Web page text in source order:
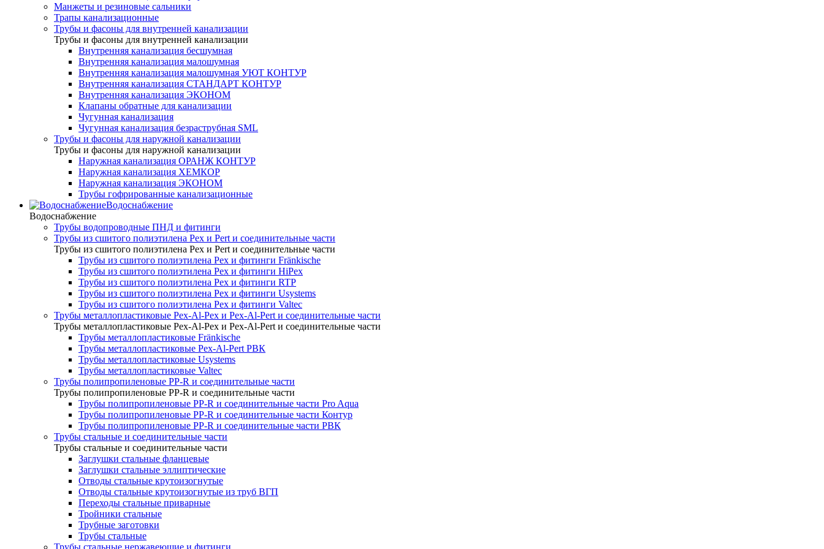
Манжеты и резиновые сальники
Трапы канализационные
Трубы и фасоны для внутренней канализации
Трубы и фасоны для внутренней канализации
Внутренняя канализация бесшумная
Внутренняя канализация малошумная
Внутренняя канализация малошумная УЮТ КОНТУР
Внутренняя канализация СТАНДАРТ КОНТУР
Внутренняя канализация ЭКОНОМ
Клапаны обратные для канализации
Чугунная канализация
Чугунная канализация безраструбная SML
Трубы и фасоны для наружной канализации
Трубы и фасоны для наружной канализации
Наружная канализация ОРАНЖ КОНТУР
Наружная канализация ХЕМКОР
Наружная канализация ЭКОНОМ
Трубы гофрированные канализационные
Водоснабжение
Водоснабжение
Трубы водопроводные ПНД и фитинги
Трубы из сшитого полиэтилена Pex и Pert и соединительные части
Трубы из сшитого полиэтилена Pex и Pert и соединительные части
Трубы из сшитого полиэтилена Pex и фитинги Fränkische
Трубы из сшитого полиэтилена Pex и фитинги HiPex
Трубы из сшитого полиэтилена Pex и фитинги RTP
Трубы из сшитого полиэтилена Pex и фитинги Usystems
Трубы из сшитого полиэтилена Pex и фитинги Valtec
Трубы металлопластиковые Pex-Al-Pex и Pex-Al-Pert и соединительные части
Трубы металлопластиковые Pex-Al-Pex и Pex-Al-Pert и соединительные части
Трубы металлопластиковые Fränkische
Трубы металлопластиковые Pex-Al-Pert РВК
Трубы металлопластиковые Usystems
Трубы металлопластиковые Valtec
Трубы полипропиленовые PP-R и соединительные части
Трубы полипропиленовые PP-R и соединительные части
Трубы полипропиленовые PP-R и соединительные части Pro Aqua
Трубы полипропиленовые PP-R и соединительные части Контур
Трубы полипропиленовые PP-R и соединительные части РВК
Трубы стальные и соединительные части
Трубы стальные и соединительные части
Заглушки стальные фланцевые
Заглушки стальные эллиптические
Отводы стальные крутоизогнутые
Отводы стальные крутоизогнутые из труб ВГП
Переходы стальные приварные
Тройники стальные
Трубные заготовки
Трубы стальные
Трубы стальные нержавеющие и фитинги